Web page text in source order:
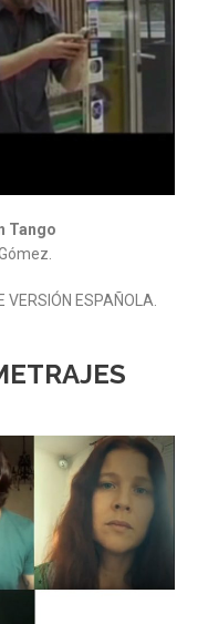
Tango
VERSIÓN ESPAÑOLA.